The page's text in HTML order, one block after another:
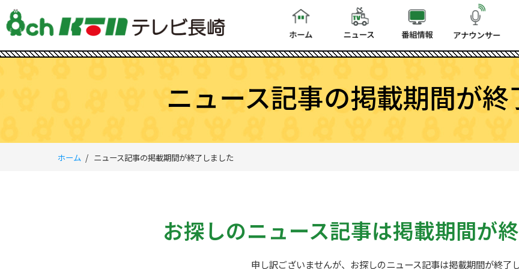
ニュース記事の掲載期間が終
ホーム ニュース記事の掲載期間が終了しました
お探しのニュース記事は掲載期間が
申し訳ございませんが、お探しのニュース記事は掲載期間が終了